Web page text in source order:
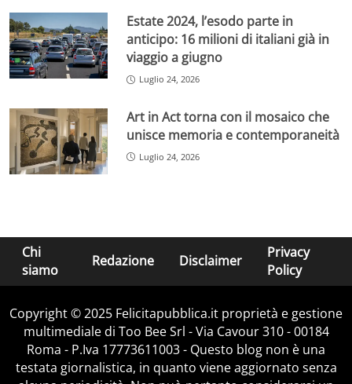
Estate 2024, l’esodo parte in
anticipo: 16 milioni di italiani già in
viaggio a giugno
Luglio 24, 2026
Art in Act torna con il mosaico che
unisce memoria e contemporaneità
Luglio 24, 2026
Chi
siamo
Redazione Disclaimer
Privacy
Policy
Copyright © 2025 Felicitapubblica.it proprietà e gestione
multimediale di Too Bee Srl - Via Cavour 310 - 00184
Roma - P.Iva 17773611003 - Questo blog non è una
testata giornalistica, in quanto viene aggiornato senza